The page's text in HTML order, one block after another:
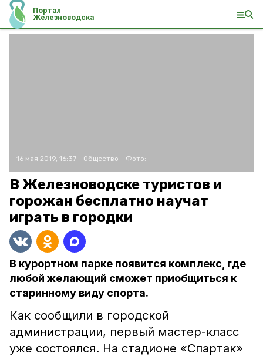
Портал
Железноводска
16 мая 2019, 16:37 Общество Фото:
В Железноводске туристов и
горожан бесплатно научат
играть в городки
В курортном парке появится комплекс, где
любой желающий сможет приобщиться к
старинному виду спорта.
Как сообщили в городской
администрации, первый мастер-класс
уже состоялся. На стадионе «Спартак»